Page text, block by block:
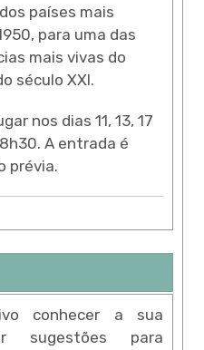
países mais
para uma das
mais vivas do
século XXI.
nos dias 11, 13, 17
A entrada é
prévia.
conhecer a sua
sugestões para